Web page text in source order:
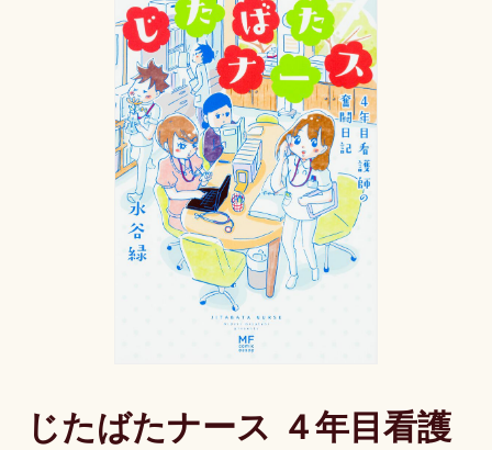
じたばたナース ４年目看護